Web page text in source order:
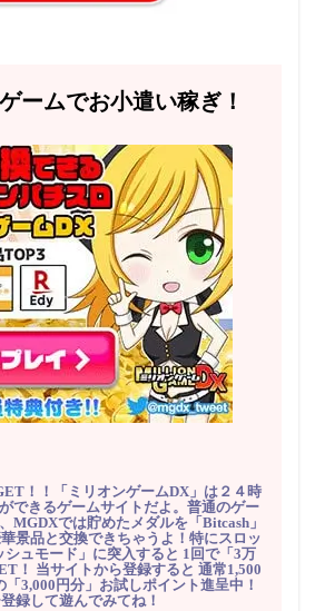
ームでお小遣い稼ぎ！
！！「ミリオンゲームDX」は２４時
できるゲームサイトだよ。普通のゲー
MGDXでは貯めたメダルを「Bitcash」
景品と交換できちゃうよ！特にスロッ
シュモード」に突入すると 1回で「3万
！ 当サイトから登録すると 通常1,500
「3,000円分」お試しポイント進呈中！
録して遊んでみてね！